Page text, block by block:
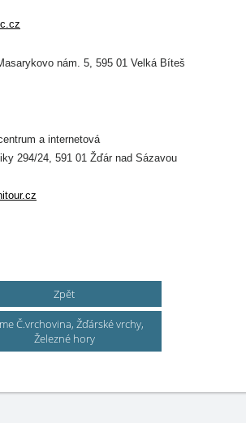
nám. 5, 595 01 Velká Bíteš
a internetová
294/24, 591 01 Žďár nad Sázavou
Zpět
Č.vrchovina, Žďárské vrchy,
Železné hory